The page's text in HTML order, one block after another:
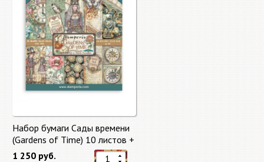
Набор бумаги Сады времени
(Gardens of Time) 10 листов +
бонус от Stamperia
1 250 руб.